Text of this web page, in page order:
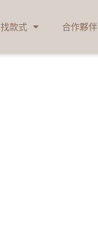
找款式 合作夥伴